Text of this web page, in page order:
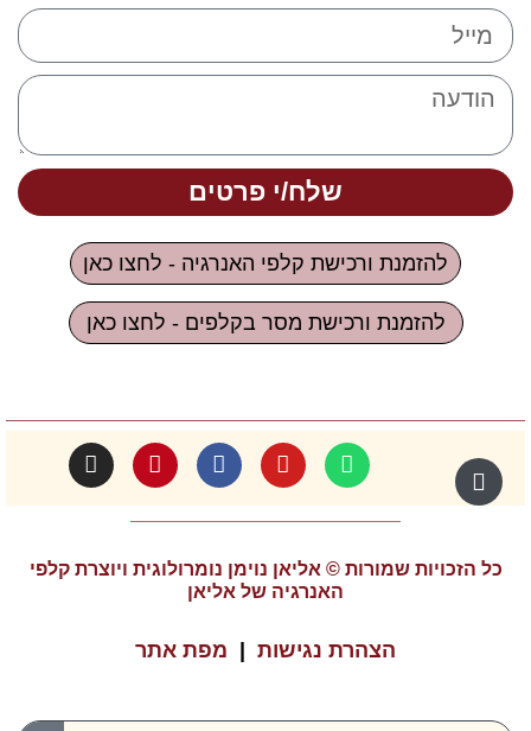
שלח/י פרטים
להזמנת ורכישת קלפי האנרגיה - לחצו כאן
להזמנת ורכישת מסר בקלפים - לחצו כאן
כל הזכויות שמורות © אליאן נוימן נומרולוגית ויוצרת קלפי
האנרגיה של אליאן
הצהרת נגישות | מפת אתר